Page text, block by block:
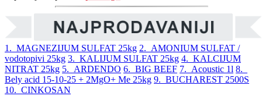
1. MAGNEZIJUM SULFAT 25kg 2. AMONIUM SULFAT /
vodotopivi 25kg 3. KALIJUM SULFAT 25kg 4. KALCIJUM
NITRAT 25kg 5. ARDENDO 6. BIG BEEF 7. Acoustic 1l 8.
Bely acid 15-10-25 + 2MgO+ Me 25kg 9. BUCHAREST 2500S
10. CINKOSAN